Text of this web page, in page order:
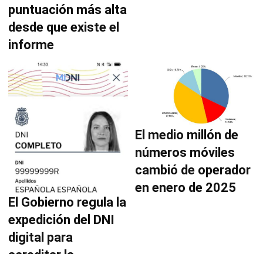
puntuación más alta
desde que existe el
informe
El Gobierno regula la
expedición del DNI
digital para
El medio millón de
números móviles
cambió de operador
en enero de 2025